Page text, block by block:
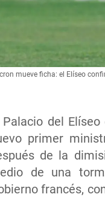
Palacio del
primer
de la
de una
francés,
mueve ficha: el Elíseo